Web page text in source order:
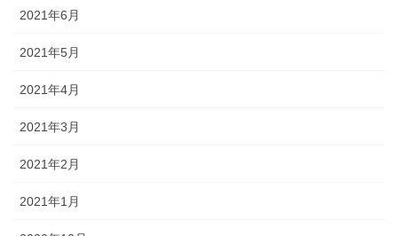
2021年6月
2021年5月
2021年4月
2021年3月
2021年2月
2021年1月